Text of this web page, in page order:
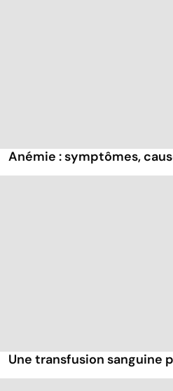
Anémie : symptômes,
Une transfusion sanguine